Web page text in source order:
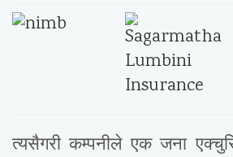
त्यसैगरी कम्पनीले एक जना